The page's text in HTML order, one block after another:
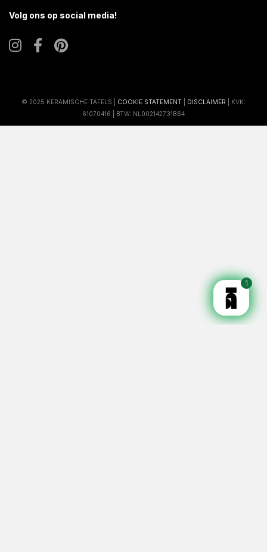
Volg ons op social media!
© 2025 KERAMISCHE TAFELS | COOKIE STATEMENT DISCLAIMER | KVK:
61070416 | BTW: NL002142731B64
1